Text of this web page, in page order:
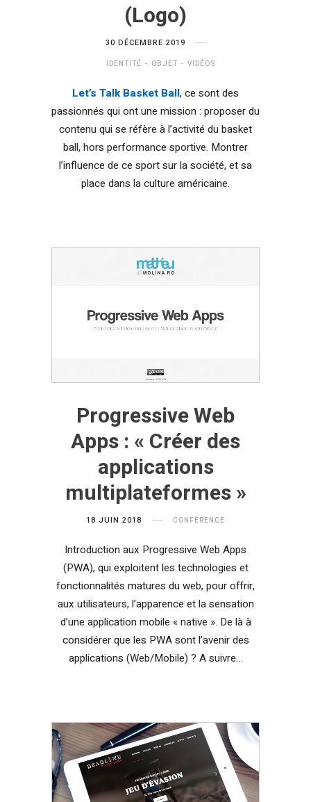
(Logo)
30 DÉCEMBRE 2019
IDENTITÉ OBJET VIDÉOS
Let’s Talk Basket Ball, ce sont des
passionnés qui ont une mission : proposer du
contenu qui se réfère à l’activité du basket
ball, hors performance sportive. Montrer
l’influence de ce sport sur la société, et sa
place dans la culture américaine.
Progressive Web
Apps : « Créer des
applications
multiplateformes »
18 JUIN 2018 CONFÉRENCE
Introduction aux Progressive Web Apps
(PWA), qui exploitent les technologies et
fonctionnalités matures du web, pour offrir,
aux utilisateurs, l’apparence et la sensation
d’une application mobile « native ». De là à
considérer que les PWA sont l’avenir des
applications (Web/Mobile) ? A suivre…